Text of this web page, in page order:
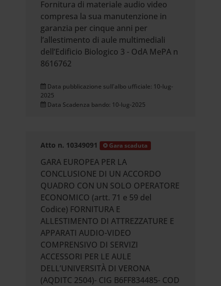
Fornitura di materiale audio video
compresa la sua manutenzione in
garanzia per cinque anni per
l’allestimento di aule multimediali
dell’Edificio Biologico 3 - OdA MePA n
8616762
Data pubblicazione sull'albo ufficiale: 10-lug-
2025
Data Scadenza bando: 10-lug-2025
Atto n. 10349091 Gara scaduta
GARA EUROPEA PER LA
CONCLUSIONE DI UN ACCORDO
QUADRO CON UN SOLO OPERATORE
ECONOMICO (artt. 71 e 59 del
Codice) FORNITURA E
ALLESTIMENTO DI ATTREZZATURE E
APPARATI AUDIO-VIDEO
COMPRENSIVO DI SERVIZI
ACCESSORI PER LE AULE
DELL’UNIVERSITÀ DI VERONA
(AQDITC 2504)- CIG B6FF834485- COD